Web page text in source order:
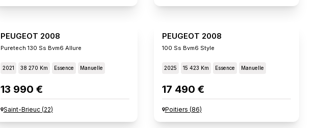
PEUGEOT 2008
Puretech 130 Ss Bvm6 Allure
2021 38 270 Km Essence Manuelle
13 990 €
Saint-Brieuc(22)
PEUGEOT 2008
100 Ss Bvm6 Style
2025 15 423 Km Essence Manuelle
17 490 €
Poitiers (86)